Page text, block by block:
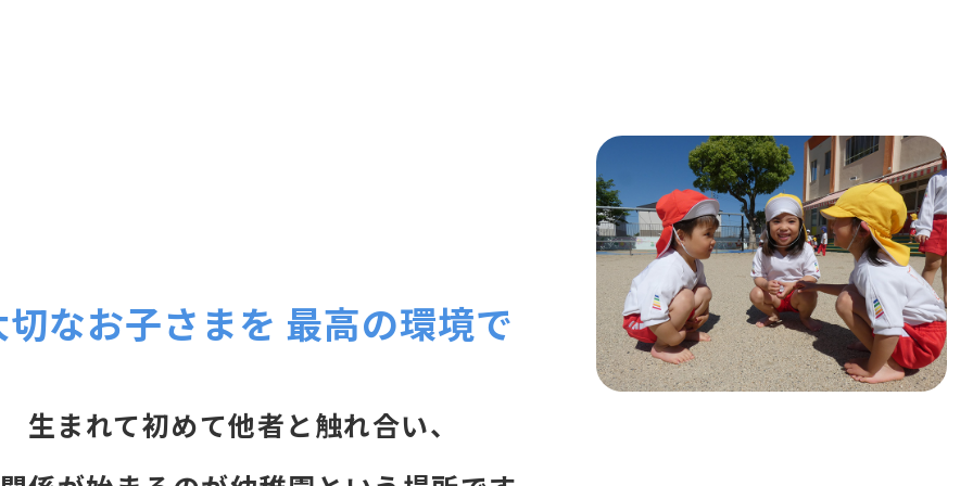
なお子さまを 最高の環境で
生まれて初めて他者と触れ合い、